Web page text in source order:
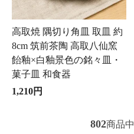
高取焼 隅切り角皿 取皿 約
8cm 筑前茶陶 高取八仙窯
飴釉×白釉景色の銘々皿・
菓子皿 和食器
1,210円
802商品中